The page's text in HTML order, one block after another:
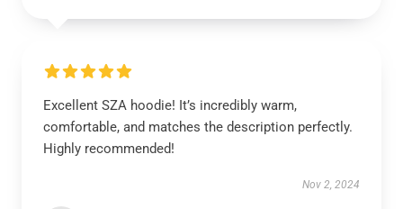
Excellent SZA hoodie! It’s incredibly warm,
comfortable, and matches the description perfectly.
Highly recommended!
Nov 2, 2024